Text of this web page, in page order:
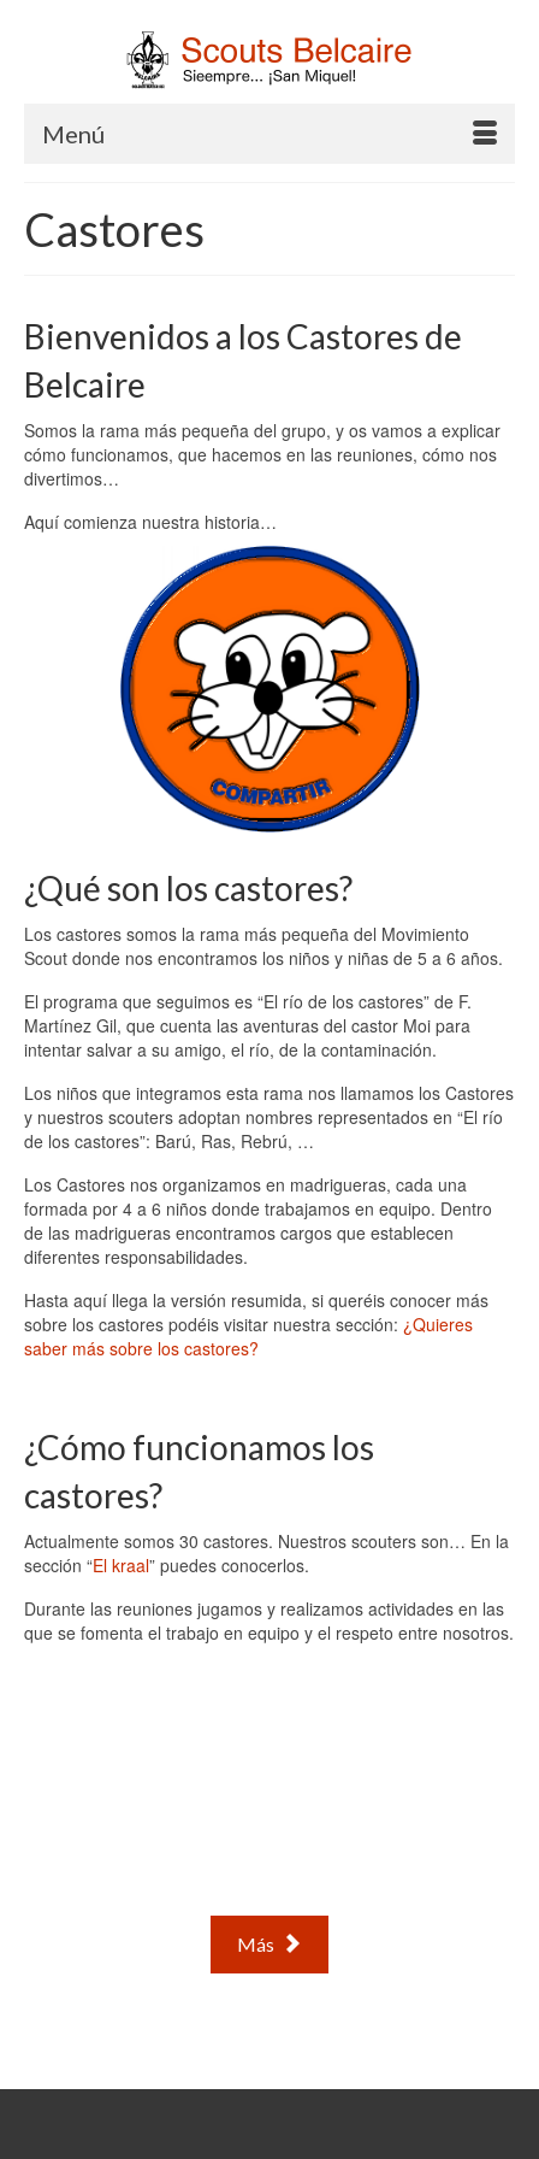
Menú
Castores
Bienvenidos a los Castores de
Belcaire
Somos la rama más pequeña del grupo, y os vamos a explicar
cómo funcionamos, que hacemos en las reuniones, cómo nos
divertimos…
Aquí comienza nuestra historia…
¿Qué son los castores?
Los castores somos la rama más pequeña del Movimiento
Scout donde nos encontramos los niños y niñas de 5 a 6 años.
El programa que seguimos es “El río de los castores” de F.
Martínez Gil, que cuenta las aventuras del castor Moi para
intentar salvar a su amigo, el río, de la contaminación.
Los niños que integramos esta rama nos llamamos los Castores
y nuestros scouters adoptan nombres representados en “El río
de los castores”: Barú, Ras, Rebrú, …
Los Castores nos organizamos en madrigueras, cada una
formada por 4 a 6 niños donde trabajamos en equipo. Dentro
de las madrigueras encontramos cargos que establecen
diferentes responsabilidades.
Hasta aquí llega la versión resumida, si queréis conocer más
sobre los castores podéis visitar nuestra sección: ¿Quieres
saber más sobre los castores?
¿Cómo funcionamos los
castores?
Actualmente somos 30 castores. Nuestros scouters son… En la
sección “El kraal” puedes conocerlos.
Durante las reuniones jugamos y realizamos actividades en las
que se fomenta el trabajo en equipo y el respeto entre nosotros.
Más